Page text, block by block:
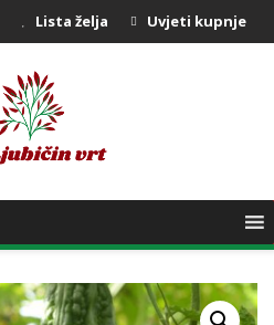
Lista želja Uvjeti kupnje